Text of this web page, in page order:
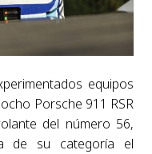
equipos
Porsche 911 RSR
del número 56,
de su categoría el